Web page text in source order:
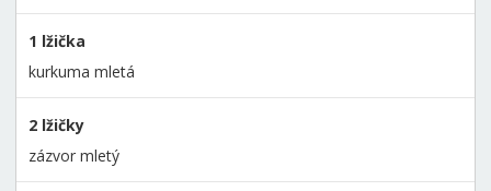
1 lžička
kurkuma mletá
2 lžičky
zázvor mletý